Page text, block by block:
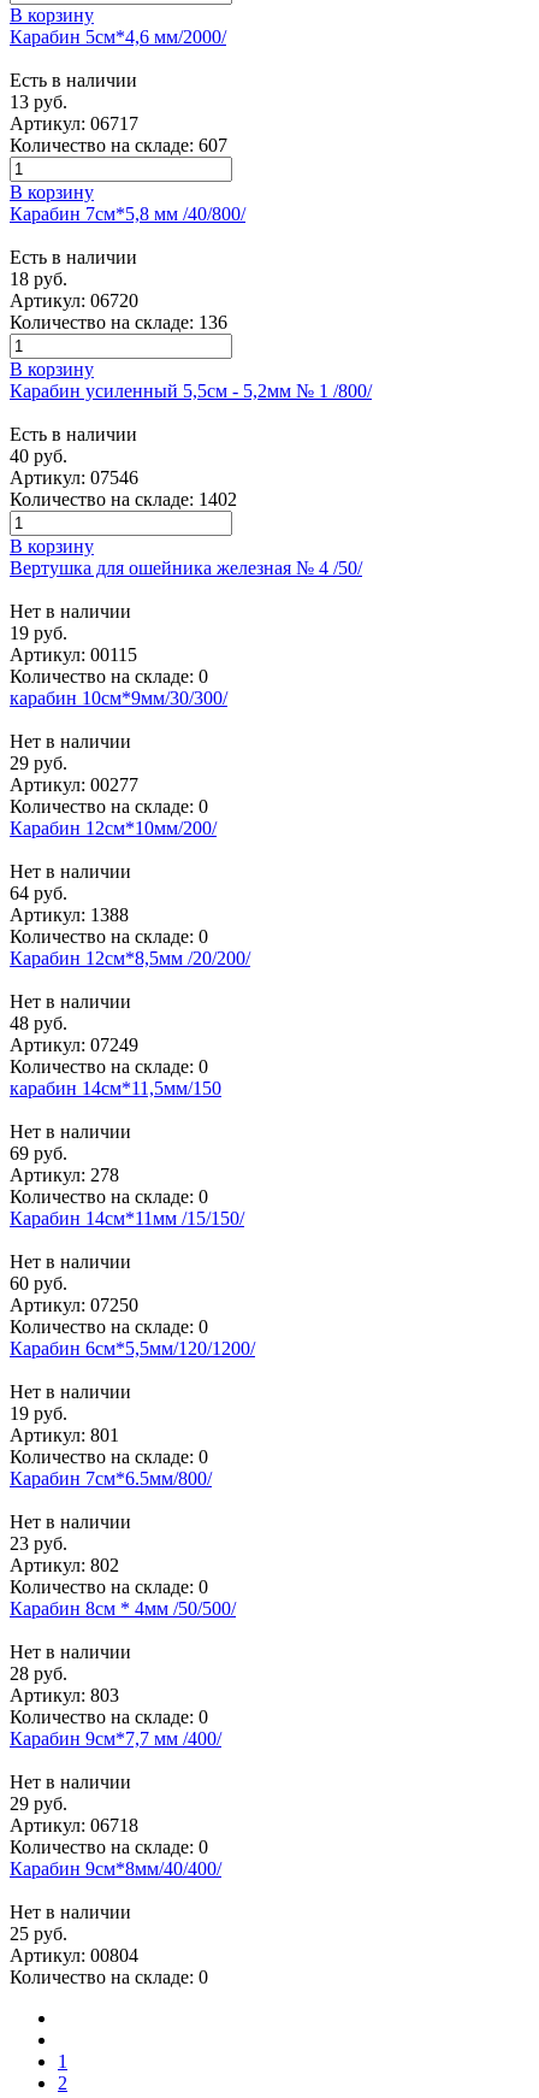
В корзину
Карабин 5см*4,6 мм/2000/
Есть в наличии
13 руб.
Артикул: 06717
Количество на складе: 607
В корзину
Карабин 7см*5,8 мм /40/800/
Есть в наличии
18 руб.
Артикул: 06720
Количество на складе: 136
В корзину
Карабин усиленный 5,5см - 5,2мм № 1 /800/
Есть в наличии
40 руб.
Артикул: 07546
Количество на складе: 1402
В корзину
Вертушка для ошейника железная № 4 /50/
Нет в наличии
19 руб.
Артикул: 00115
Количество на складе: 0
карабин 10см*9мм/30/300/
Нет в наличии
29 руб.
Артикул: 00277
Количество на складе: 0
Карабин 12см*10мм/200/
Нет в наличии
64 руб.
Артикул: 1388
Количество на складе: 0
Карабин 12см*8,5мм /20/200/
Нет в наличии
48 руб.
Артикул: 07249
Количество на складе: 0
карабин 14см*11,5мм/150
Нет в наличии
69 руб.
Артикул: 278
Количество на складе: 0
Карабин 14см*11мм /15/150/
Нет в наличии
60 руб.
Артикул: 07250
Количество на складе: 0
Карабин 6см*5,5мм/120/1200/
Нет в наличии
19 руб.
Артикул: 801
Количество на складе: 0
Карабин 7см*6.5мм/800/
Нет в наличии
23 руб.
Артикул: 802
Количество на складе: 0
Карабин 8см * 4мм /50/500/
Нет в наличии
28 руб.
Артикул: 803
Количество на складе: 0
Карабин 9см*7,7 мм /400/
Нет в наличии
29 руб.
Артикул: 06718
Количество на складе: 0
Карабин 9см*8мм/40/400/
Нет в наличии
25 руб.
Артикул: 00804
Количество на складе: 0
1
2